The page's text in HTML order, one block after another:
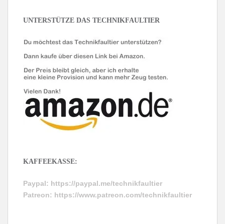
UNTERSTÜTZE DAS TECHNIKFAULTIER
KAFFEEKASSE:
Paypal: https://paypal.me/technikfaultier
Patreon: https://www.patreon.com/technikfaultier